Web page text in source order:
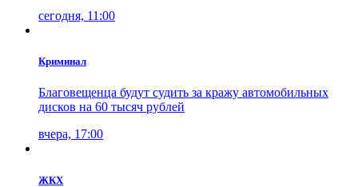
сегодня, 11:00
Криминал
Благовещенца будут судить за кражу автомобильных
дисков на 60 тысяч рублей
вчера, 17:00
ЖКХ